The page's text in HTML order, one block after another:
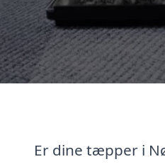
Er dine tæpper i